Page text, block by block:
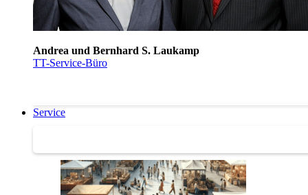
Andrea und Bernhard S. Laukamp
TT-Service-Büro
Service